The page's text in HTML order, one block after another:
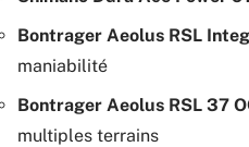
Bontrager Aeolus RSL
maniabilité
Bontrager Aeolus RSL 37
multiples terrains